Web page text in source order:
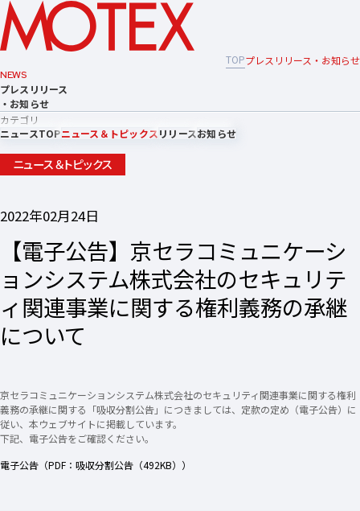
TOPプレスリリース・お知らせ
NEWS
プレスリリース
・お知らせ
カテゴリ
ニュースTOPニュース＆トピックスリリースお知らせ
ニュース＆トピックス
2022年02月24日
【電子公告】京セラコミュニケーシ
ョンシステム株式会社のセキュリテ
ィ関連事業に関する権利義務の承継
について
京セラコミュニケーションシステム株式会社のセキュリティ関連事業に関する権利
義務の承継に関する「吸収分割公告」につきましては、定款の定め（電子公告）に
従い、本ウェブサイトに掲載しています。
下記、電子公告をご確認ください。
電子公告（PDF：吸収分割公告（492KB））